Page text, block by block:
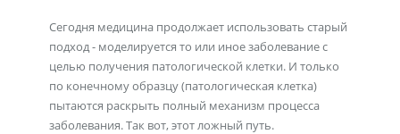
Сегодня медицина продолжает использовать старый
подход - моделируется то или иное заболевание с
целью получения патологической клетки. И только
по конечному образцу (патологическая клетка)
пытаются раскрыть полный механизм процесса
заболевания. Так вот, этот ложный путь.